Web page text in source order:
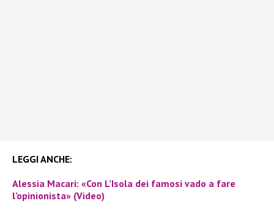
LEGGI ANCHE:
Alessia Macari: «Con L’Isola dei famosi vado a fare
l’opinionista» (Video)